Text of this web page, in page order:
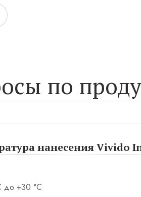
по
нанесения Vivido
до +30 °С